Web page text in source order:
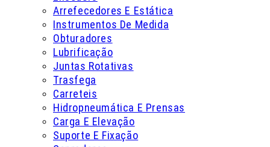
Arrefecedores E Estática
Instrumentos De Medida
Obturadores
Lubrificação
Juntas Rotativas
Trasfega
Carreteis
Hidropneumática E Prensas
Carga E Elevação
Suporte E Fixação